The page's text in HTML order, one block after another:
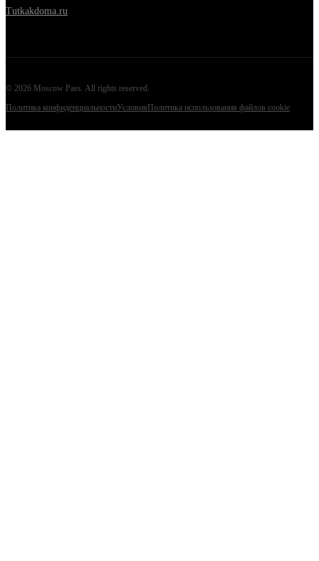
Tutkakdoma.ru
© 2026 Moscow Pass. All rights reserved.
Политика конфиденциальностиУсловияПолитика использования файлов cookie